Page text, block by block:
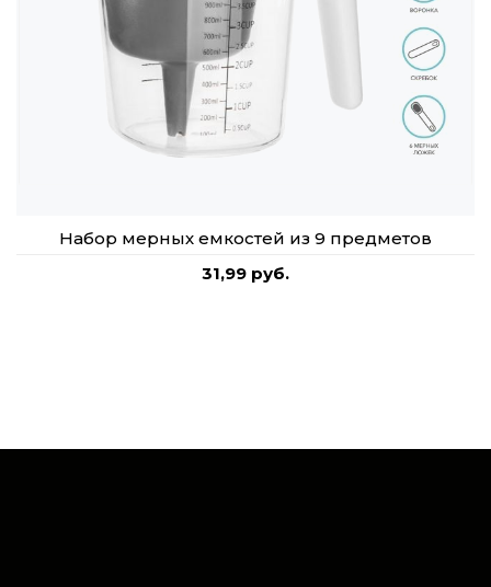
Набор мерных емкостей из 9 предметов
31,99 руб.